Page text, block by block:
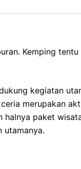
Kemping
kegiatan
merupakan
paket
utamanya.